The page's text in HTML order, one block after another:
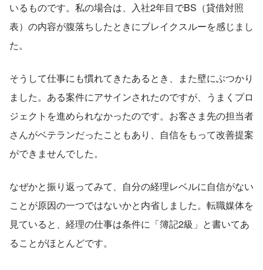
いるものです。私の場合は、入社2年目でBS（貸借対照
表）の内容が腹落ちしたときにブレイクスルーを感じまし
た。
そうして仕事にも慣れてきたあるとき、また壁にぶつかり
ました。ある案件にアサインされたのですが、うまくプロ
ジェクトを進められなかったのです。お客さま先の担当者
さんがベテランだったこともあり、自信をもって改善提案
ができませんでした。
なぜかと振り返ってみて、自分の経理レベルに自信がない
ことが原因の一つではないかと内省しました。転職媒体を
見ていると、経理の仕事は条件に「簿記2級」と書いてあ
ることがほとんどです。